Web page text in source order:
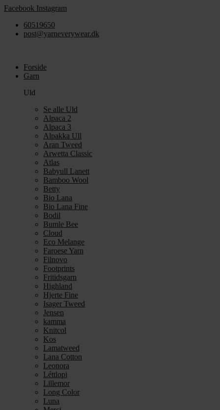
Videre
indhold
Facebook Instagram
60519650
post@yarneverywear.dk
Forside
Garn
Uld
Se alle Uld
Alpaca 2
Alpaca 3
Alpakka Ull
Aran Tweed
Arwetta Classic
Atlas
Babyull Lanett
Bamboo Wool
Betty
Bio Lana
Bio Lana Fine
Bodil
Bumle Bee
Cloud
Eco Melange
Faroese Yarn
Filnovo
Footprints
Fritidsgarn
Highland
Hjerte Fine
Isager Tweed
Jensen
kamma
Knitcol
Kos
Lamatweed
Lana Cotton
Leonora
Léttlopi
Lillemor
Long Color
Luna